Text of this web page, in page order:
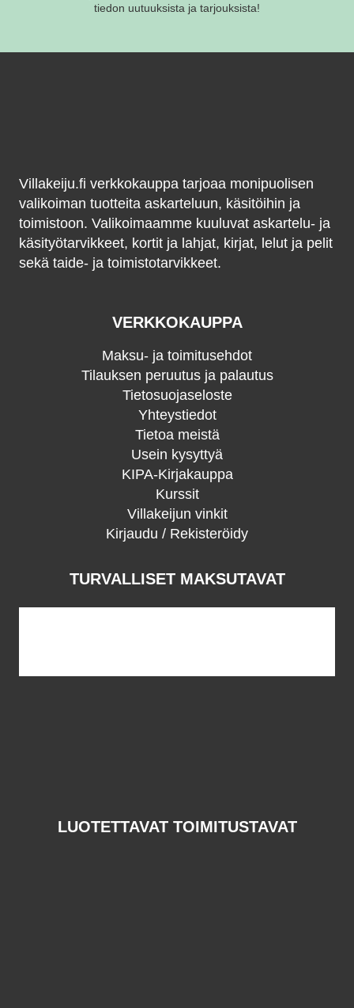
tiedon uutuuksista ja tarjouksista!
Villakeiju.fi verkkokauppa tarjoaa monipuolisen
valikoiman tuotteita askarteluun, käsitöihin ja
toimistoon. Valikoimaamme kuuluvat askartelu- ja
käsityötarvikkeet, kortit ja lahjat, kirjat, lelut ja pelit
sekä taide- ja toimistotarvikkeet.
VERKKOKAUPPA
Maksu- ja toimitusehdot
Tilauksen peruutus ja palautus
Tietosuojaseloste
Yhteystiedot
Tietoa meistä
Usein kysyttyä
KIPA-Kirjakauppa
Kurssit
Villakeijun vinkit
Kirjaudu / Rekisteröidy
TURVALLISET MAKSUTAVAT
LUOTETTAVAT TOIMITUSTAVAT